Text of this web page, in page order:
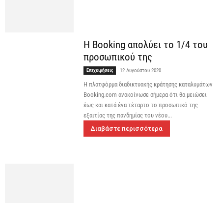
Η Booking απολύει το 1/4 του
προσωπικού της
Επιχειρήσεις 12 Αυγούστου 2020
Η πλατφόρμα διαδικτυακής κράτησης καταλυμάτων
Booking.com ανακοίνωσε σήμερα ότι θα μειώσει
έως και κατά ένα τέταρτο το προσωπικό της
εξαιτίας της πανδημίας του νέου...
Διαβάστε περισσότερα